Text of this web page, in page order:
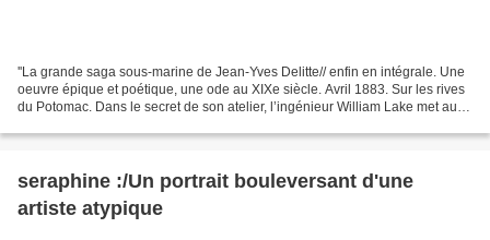
''La grande saga sous-marine de Jean-Yves Delitte// enfin en intégrale. Une
oeuvre épique et poétique, une ode au XIXe siècle. Avril 1883. Sur les rives
du Potomac. Dans le secret de son atelier, l’ingénieur William Lake met au
seraphine :/Un portrait bouleversant d'une
artiste atypique